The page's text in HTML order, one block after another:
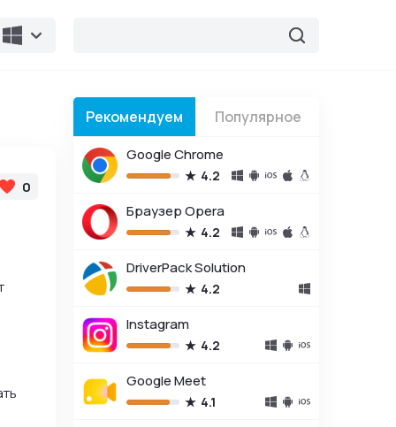
0
Рекомендуем Популярное
Google Chrome
4.2
Браузер Opera
4.2
DriverPack Solution
4.2
Instagram
4.2
Google Meet
4.1